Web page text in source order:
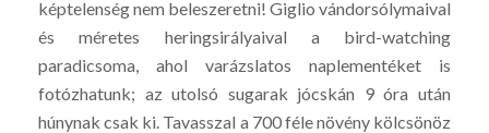
képtelenség nem beleszeretni! Giglio vándorsólymaival
és méretes heringsirályaival a bird-watching
paradicsoma, ahol varázslatos naplementéket is
fotózhatunk; az utolsó sugarak jócskán 9 óra után
húnynak csak ki. Tavasszal a 700 féle növény kölcsönöz